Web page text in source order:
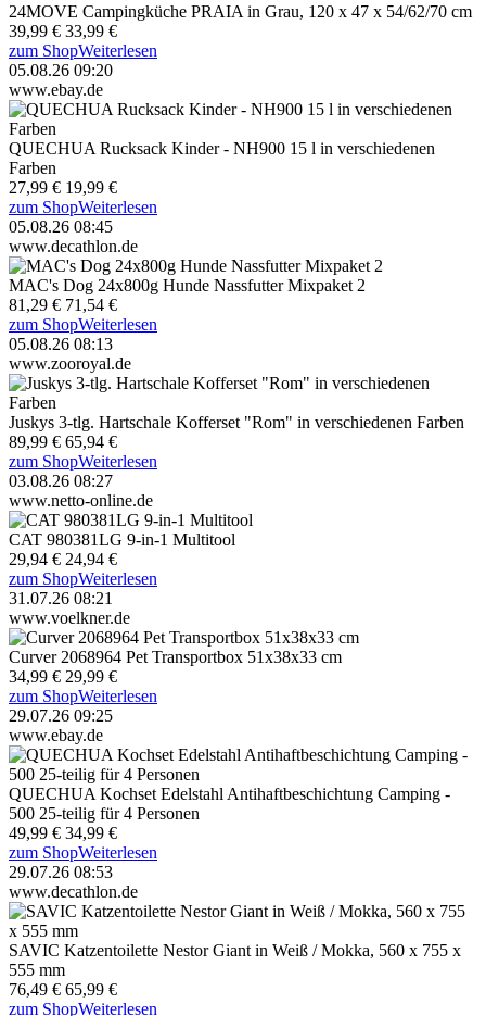
24MOVE Campingküche PRAIA in Grau, 120 x 47 x 54/62/70 cm
39,99 € 33,99 €
zum ShopWeiterlesen
05.08.26 09:20
www.ebay.de
QUECHUA Rucksack Kinder - NH900 15 l in verschiedenen
Farben
27,99 € 19,99 €
zum ShopWeiterlesen
05.08.26 08:45
www.decathlon.de
MAC's Dog 24x800g Hunde Nassfutter Mixpaket 2
81,29 € 71,54 €
zum ShopWeiterlesen
05.08.26 08:13
www.zooroyal.de
Juskys 3-tlg. Hartschale Kofferset "Rom" in verschiedenen Farben
89,99 € 65,94 €
zum ShopWeiterlesen
03.08.26 08:27
www.netto-online.de
CAT 980381LG 9-in-1 Multitool
29,94 € 24,94 €
zum ShopWeiterlesen
31.07.26 08:21
www.voelkner.de
Curver 2068964 Pet Transportbox 51x38x33 cm
34,99 € 29,99 €
zum ShopWeiterlesen
29.07.26 09:25
www.ebay.de
QUECHUA Kochset Edelstahl Antihaftbeschichtung Camping -
500 25-teilig für 4 Personen
49,99 € 34,99 €
zum ShopWeiterlesen
29.07.26 08:53
www.decathlon.de
SAVIC Katzentoilette Nestor Giant in Weiß / Mokka, 560 x 755 x
555 mm
76,49 € 65,99 €
zum ShopWeiterlesen